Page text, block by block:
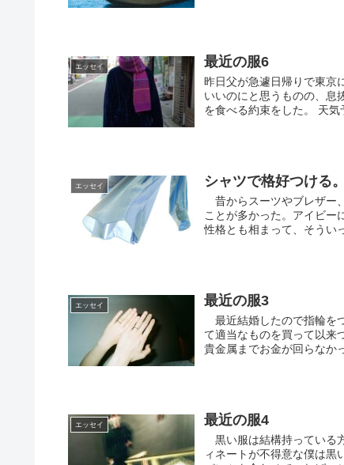
エッセイ 最近の服6
昨日父が急遽日帰りで東京
いいのにと思うものの、息
を食べる約束をした。 天気
エッセイ シャツで格好つける。
昔からスーツやブレザー
ことが多かった。アイビー
性格とも相まって、そうい
エッセイ 最近の服3
最近結婚したので指輪を
て適当なものを買って以来
貴金属までお金が回らなか
エッセイ 最近の服4
黒い服は結構持っている
ィネートが不得意な僕は黒